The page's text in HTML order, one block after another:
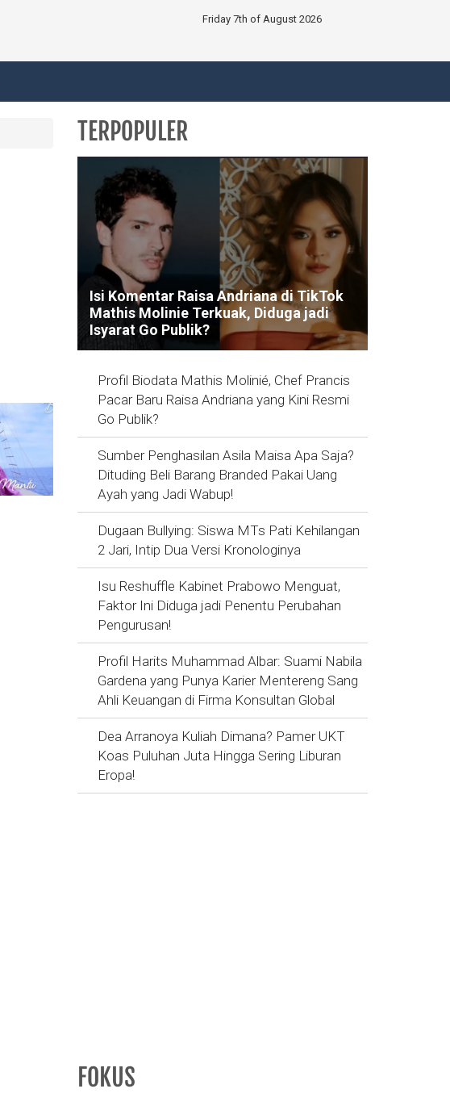
Friday 7th of August 2026
TERPOPULER
Isi Komentar Raisa Andriana di TikTok
Mathis Molinie Terkuak, Diduga jadi
Isyarat Go Publik?
Profil Biodata Mathis Molinié, Chef Prancis
Pacar Baru Raisa Andriana yang Kini Resmi
Go Publik?
Sumber Penghasilan Asila Maisa Apa Saja?
Dituding Beli Barang Branded Pakai Uang
Ayah yang Jadi Wabup!
Dugaan Bullying: Siswa MTs Pati Kehilangan
2 Jari, Intip Dua Versi Kronologinya
Isu Reshuffle Kabinet Prabowo Menguat,
Faktor Ini Diduga jadi Penentu Perubahan
Pengurusan!
Profil Harits Muhammad Albar: Suami Nabila
Gardena yang Punya Karier Mentereng Sang
Ahli Keuangan di Firma Konsultan Global
Dea Arranoya Kuliah Dimana? Pamer UKT
Koas Puluhan Juta Hingga Sering Liburan
Eropa!
FOKUS